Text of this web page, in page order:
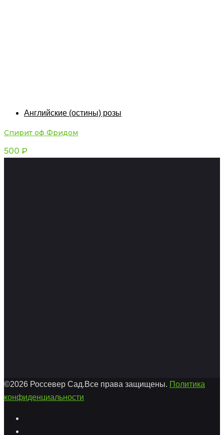
Английские (остины) розы
Спирит оф Фридом
500 ₽
©2026 Россевер Сад.Все права защищены. Политика
конфиденциальности